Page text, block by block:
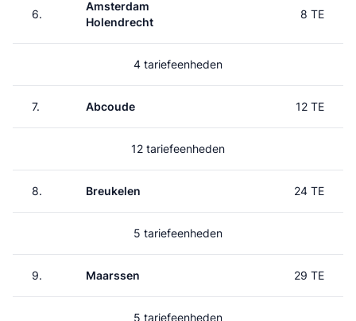
6.
Amsterdam
Holendrecht
8 TE
4 tariefeenheden
7. Abcoude 12 TE
12 tariefeenheden
8. Breukelen 24 TE
5 tariefeenheden
9. Maarssen 29 TE
5 tariefeenheden